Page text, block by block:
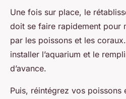
Une fois sur place, le
doit se faire rapidement pour
par les poissons et les
installer l’aquarium et le
d’avance.
Puis, réintégrez vos